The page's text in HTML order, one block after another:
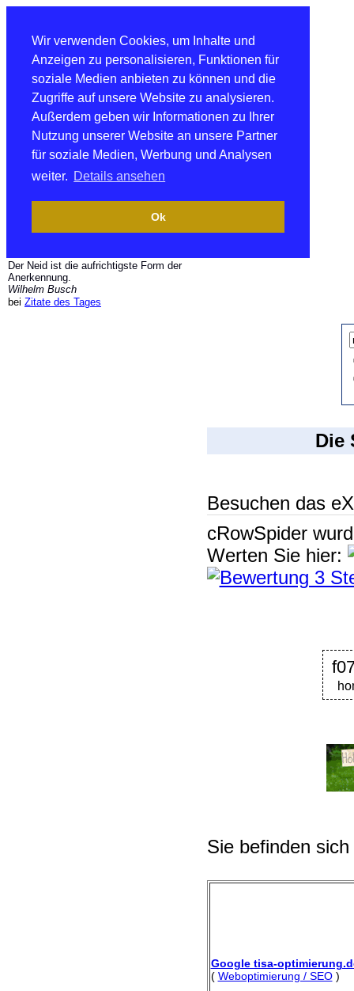
Wir verwenden Cookies, um Inhalte und
Anzeigen zu personalisieren, Funktionen für
soziale Medien anbieten zu können und die
Zugriffe auf unsere Website zu analysieren.
Außerdem geben wir Informationen zu Ihrer
Nutzung unserer Website an unsere Partner
für soziale Medien, Werbung und Analysen
weiter. Details ansehen
Ok
Der Neid ist die aufrichtigste Form der
Anerkennung.
Wilhelm Busch
bei Zitate des Tages
Die
Besuchen das
cRowSpider
Werten Sie hier:
Sie befinden
Google tisa-
( Weboptimierung / SEO)